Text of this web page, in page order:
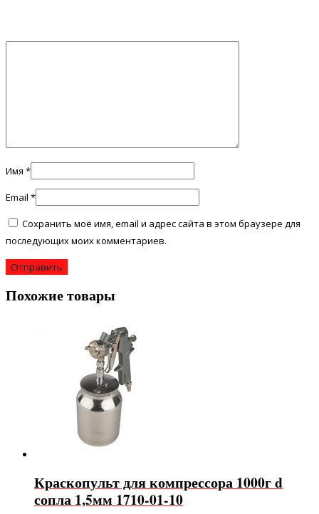
Имя *
Email *
Сохранить моё имя, email и адрес сайта в этом браузере для
последующих моих комментариев.
Похожие товары
Краскопульт для компрессора 1000г d
сопла 1,5мм 1710-01-10